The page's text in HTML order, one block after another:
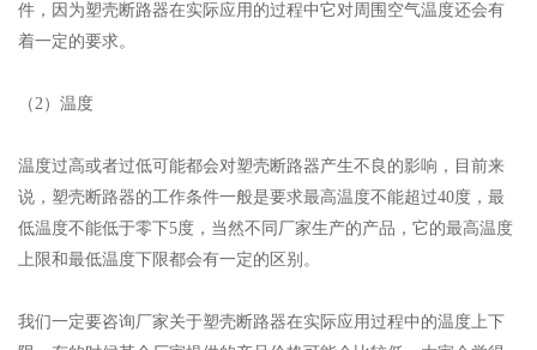
件，因为塑壳断路器在实际应用的过程中它对周围空气温度还会有
着一定的要求。
（2）温度
温度过高或者过低可能都会对塑壳断路器产生不良的影响，‍‍目前来
说，塑壳断路器的工作条件一般是要求最高温度不能超过40度，最
低温度不能低于零下5度，当然不同厂家生产的产品，它的最高温度
上限和最低温度下限都会有一定的区别。
我们一定要咨询厂家关于塑壳断路器在实际应用过程中的温度上下